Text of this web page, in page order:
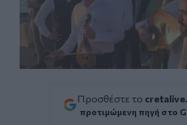
Προσθέστε το
προτιμώμενη πηγή στο